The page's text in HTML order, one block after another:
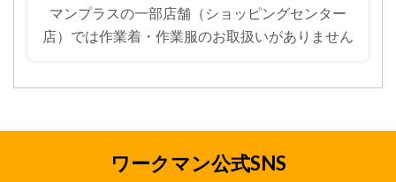
マンプラスの一部店舗（ショッピングセンター
店）では作業着・作業服のお取扱いがありません
ワークマン公式SNS